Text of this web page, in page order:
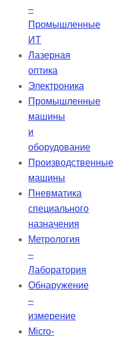
–
Промышленные
ИТ
Лазерная
оптика
Электроника
Промышленные
машины
и
оборудование
Производственные
машины
Пневматика
специального
назначения
Метрология
–
Лаборатория
Обнаружение
–
измерение
Micro-